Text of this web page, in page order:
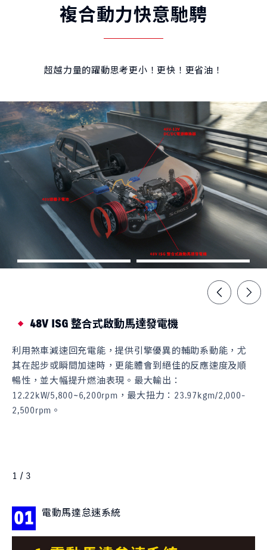
複合動力快意馳騁
超越力量的躍動思考更小！更快！更省油！
全新 1.4L缸內直噴渦輪增壓引擎
SUZUKI運用了缸內直噴的原理，輔以48V輕油電科技，幾乎
感受不到渦輪所帶來的遲滯，更創下 23.97kgm/2,000-
2,500rpm 出色的扭力，操縱隨心所欲，充滿駕馭樂趣。
絕佳油耗：19.1km/L
最大馬力：110.02ps / 4,400rpm
1 / 3
01 電動馬達怠速系統